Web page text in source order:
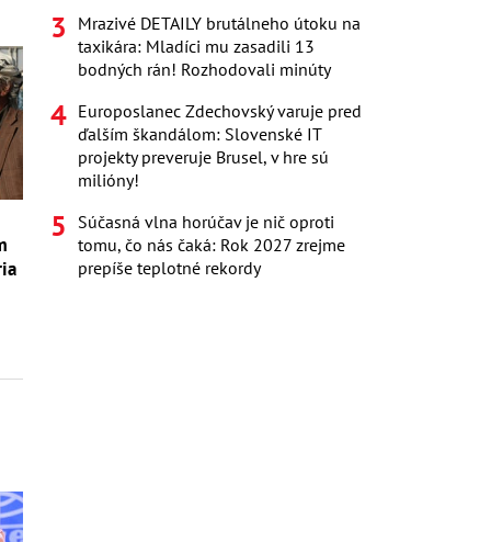
Mrazivé DETAILY brutálneho útoku na
taxikára: Mladíci mu zasadili 13
bodných rán! Rozhodovali minúty
Europoslanec Zdechovský varuje pred
ďalším škandálom: Slovenské IT
projekty preveruje Brusel, v hre sú
milióny!
Súčasná vlna horúčav je nič oproti
tomu, čo nás čaká: Rok 2027 zrejme
prepíše teplotné rekordy